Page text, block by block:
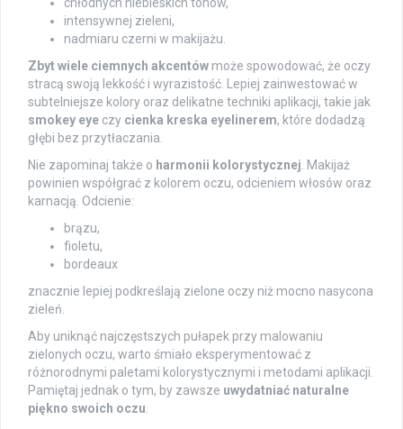
intensywnej zieleni,
nadmiaru czerni w makijażu.
Zbyt wiele ciemnych akcentów może spowodować, że oczy
stracą swoją lekkość i wyrazistość. Lepiej zainwestować w
subtelniejsze kolory oraz delikatne techniki aplikacji, takie jak
smokey eye czy cienka kreska eyelinerem, które dodadzą
głębi bez przytłaczania.
Nie zapominaj także o harmonii kolorystycznej . Makijaż
powinien współgrać z kolorem oczu, odcieniem włosów oraz
karnacją. Odcienie:
brązu,
fioletu,
bordeaux
znacznie lepiej podkreślają zielone oczy niż mocno nasycona
zieleń.
Aby uniknąć najczęstszych pułapek przy malowaniu
zielonych oczu, warto śmiało eksperymentować z
różnorodnymi paletami kolorystycznymi i metodami aplikacji.
Pamiętaj jednak o tym, by zawsze uwydatniać naturalne
piękno swoich oczu